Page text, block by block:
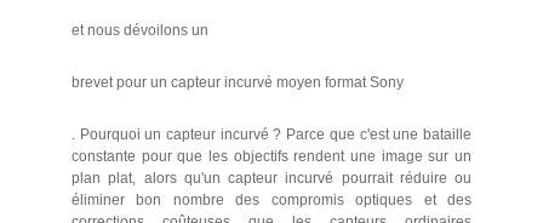
et nous dévoilons un
brevet pour un capteur incurvé moyen format Sony
. Pourquoi un capteur incurvé ? Parce que c'est une bataille
constante pour que les objectifs rendent une image sur un
plan plat, alors qu'un capteur incurvé pourrait réduire ou
éliminer bon nombre des compromis optiques et des